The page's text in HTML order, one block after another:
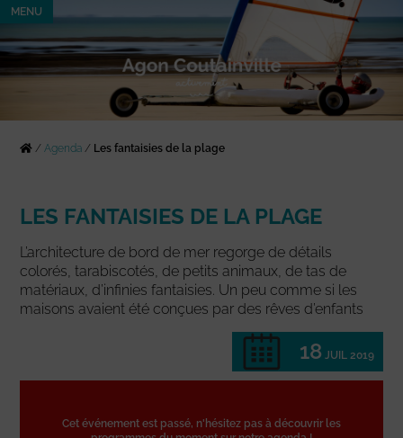
MENU
/Agenda / Les fantaisies de la plage
LES FANTAISIES DE LA PLAGE
L’architecture de bord de mer regorge de détails
colorés, tarabiscotés, de petits animaux, de tas de
matériaux, d’infinies fantaisies. Un peu comme si les
maisons avaient été conçues par des rêves d’enfants
18 JUIL 2019
Cet événement est passé, n'hésitez pas à découvrir les